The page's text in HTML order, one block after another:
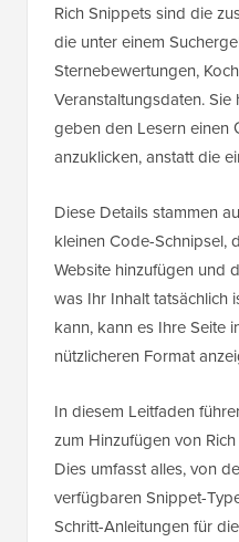
Rich Snippets sind die
die unter einem
Sternebewertungen,
Veranstaltungsdaten.
geben den Lesern einen
anzuklicken, anstatt die
Diese Details stammen
kleinen Code-Schnipsel,
Website hinzufügen und
was Ihr Inhalt tatsächlich
kann, kann es Ihre Seite
nützlicheren Format
In diesem Leitfaden
zum Hinzufügen von
Dies umfasst alles, von
verfügbaren Snippet-
Schritt-Anleitungen für